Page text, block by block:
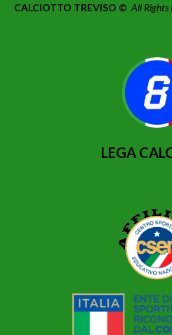
CALCIOTTO TREVISO © All Rights
LEGA